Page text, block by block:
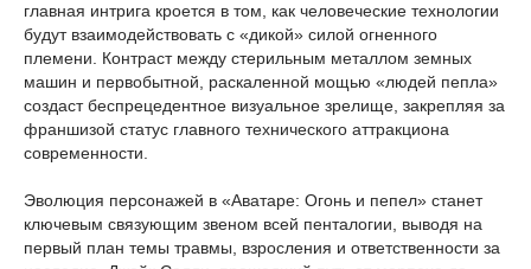
главная интрига кроется в том, как человеческие технологии
будут взаимодействовать с «дикой» силой огненного
племени. Контраст между стерильным металлом земных
машин и первобытной, раскаленной мощью «людей пепла»
создаст беспрецедентное визуальное зрелище, закрепляя за
франшизой статус главного технического аттракциона
современности.
Эволюция персонажей в «Аватаре: Огонь и пепел» станет
ключевым связующим звеном всей пенталогии, выводя на
первый план темы травмы, взросления и ответственности за